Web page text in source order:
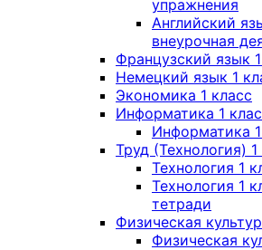
упражнения
Английский
внеурочная
Французский язык
Немецкий язык 1
Экономика 1 класс
Информатика 1
Информатика
Труд (Технология) 1
Технология 1
Технология 1
тетради
Физическая
Физическая